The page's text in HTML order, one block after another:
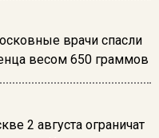
врачи спасли
весом 650 граммов
2 августа ограничат